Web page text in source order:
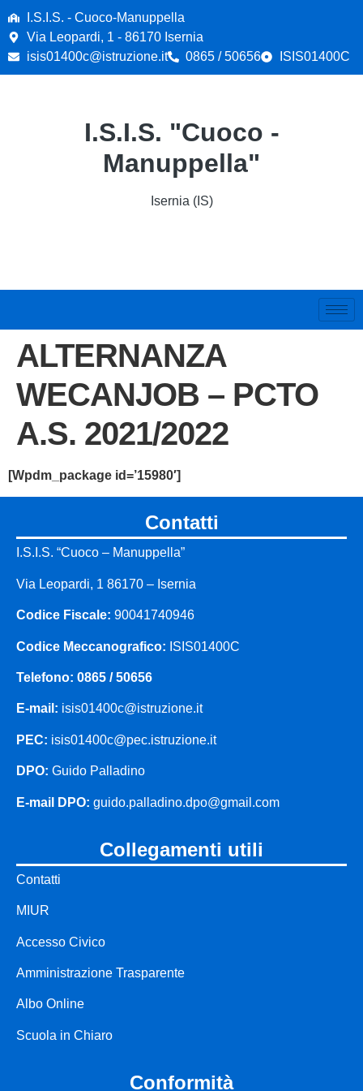
contenuto
I.S.I.S. - Cuoco-Manuppella
Via Leopardi, 1 - 86170 Isernia
isis01400c@istruzione.it
0865 / 50656 ISIS01400C
I.S.I.S. "Cuoco -
Manuppella"
Isernia (IS)
ALTERNANZA
WECANJOB – PCTO
A.S. 2021/2022
[wpdm_package id=’15980′]
contatti
I.S.I.S. “Cuoco – Manuppella”
Via Leopardi, 1 86170 – Isernia
Codice Fiscale: 90041740946
Codice Meccanografico: ISIS01400C
Telefono: 0865 / 50656
E-mail: isis01400c@istruzione.it
PEC: isis01400c@pec.istruzione.it
DPO: Guido Palladino
E-mail DPO: guido.palladino.dpo@gmail.com
collegamenti utili
Contatti
MIUR
Accesso Civico
Amministrazione Trasparente
Albo Online
Scuola in Chiaro
conformità